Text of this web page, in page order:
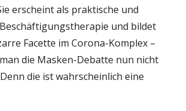
erscheint als praktische und
und bildet
Facette im Corona-Komplex –
die Masken-Debatte nun nicht
die ist wahrscheinlich eine